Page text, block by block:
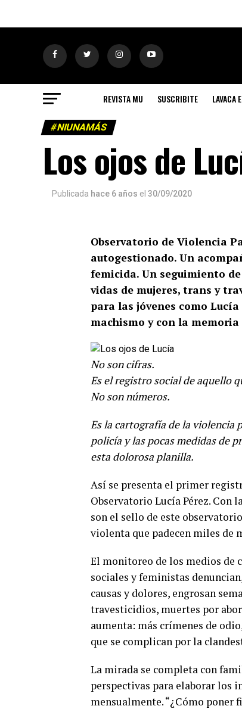
REVISTA MU SUSCRIBITE LAVACA
#NIUNAMÁS
Los ojos de
Publicada hace 6 años el 30/09/2020
Observatorio de Violencia
autogestionado. Un
femicida. Un seguimiento
vidas de mujeres, trans y
para las jóvenes como
machismo y con la
No son cifras.
Es el registro social de aquello
No son números.
Es la cartografía de la violencia
policía y las pocas medidas de
esta dolorosa planilla.
Así se presenta el primer
Observatorio Lucía Pérez. Con
son el sello de este
violenta que padecen miles de
El monitoreo de los medios de
sociales y feministas
causas y dolores, engrosan
travesticidios, muertes por
aumenta: más crímenes de
que se complican por la
La mirada se completa con
perspectivas para elaborar los
mensualmente. “¿Cómo poner